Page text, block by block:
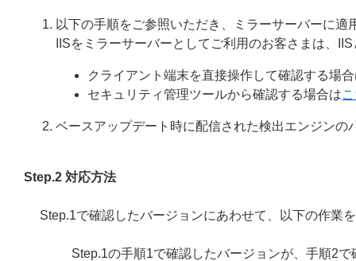
以下の手順をご参照いただき、ミラーサーバーに
IISをミラーサーバーとしてご利用のお客さまは、
クライアント端末を直接操作して確認する場
セキュリティ管理ツールから確認する場合は
ベースアップデート時に配信された検出エンジンの
Step.2 対応方法
Step.1で確認したバージョンにあわせて、以下の作業
Step.1の手順1で確認したバージョンが、手順2